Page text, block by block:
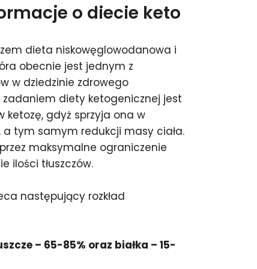
o diecie keto
dieta niskowęglowodanowa i
obecnie jest jednym z
w dziedzinie zdrowego
diety ketogenicznej jest
ketozę, gdyż sprzyja ona w
a tym samym redukcji masy ciała.
maksymalne ograniczenie
ilości tłuszczów.
następujący rozkład
– 65-85% oraz białka – 15-